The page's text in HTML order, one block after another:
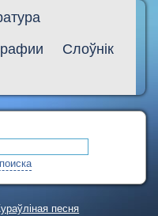
Слоўнік
песня